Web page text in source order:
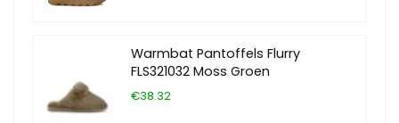
Warmbat Pantoffels Flurry
FLS321032 Moss Groen
€38.32